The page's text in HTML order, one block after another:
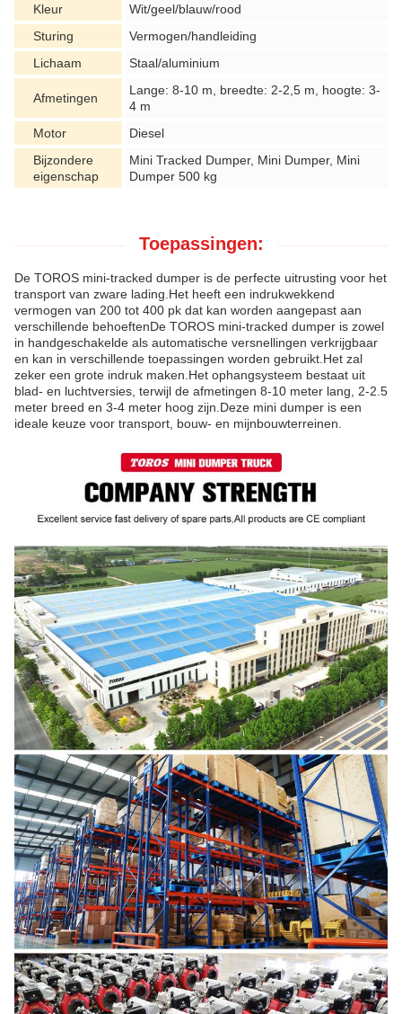
Kleur
Wit/geel/blauw/rood
Sturing
Vermogen/handleiding
Lichaam
Staal/aluminium
Afmetingen
Lange: 8-10 m, breedte: 2-2,5 m, hoogte: 3-
4 m
Motor
Diesel
Bijzondere
eigenschap
Mini Tracked Dumper, Mini Dumper, Mini
Dumper 500 kg
Toepassingen:
De TOROS mini-tracked dumper is de perfecte uitrusting voor het
transport van zware lading.Het heeft een indrukwekkend
vermogen van 200 tot 400 pk dat kan worden aangepast aan
verschillende behoeftenDe TOROS mini-tracked dumper is zowel
in handgeschakelde als automatische versnellingen verkrijgbaar
en kan in verschillende toepassingen worden gebruikt.Het zal
zeker een grote indruk maken.Het ophangsysteem bestaat uit
blad- en luchtversies, terwijl de afmetingen 8-10 meter lang, 2-2.5
meter breed en 3-4 meter hoog zijn.Deze mini dumper is een
ideale keuze voor transport, bouw- en mijnbouwterreinen.